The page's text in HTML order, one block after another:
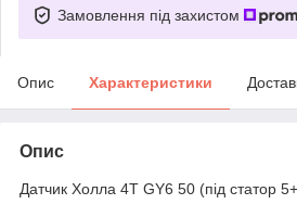
Замовлення під захистом
Опис Характеристики
Опис
Датчик Холла 4T GY6 50 (під статор